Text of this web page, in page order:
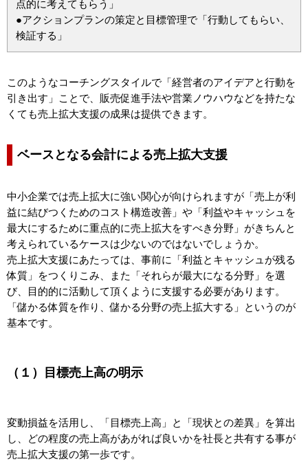
点的に考えてもらう」
●アクションプランの策定と目標管理で「行動してもらい、
検証する」
このようなコーチングスタイルで「経営者のアイデアと行動を
引き出す」ことで、販売促進手法や営業ノウハウなどを持たな
くても売上拡大支援の成果は提供できます。
ベースとなる会計による売上拡大支援
中小企業では売上拡大に強い関心が向けられますが「売上が利
益に結びつくためのコスト構造改善」や「利益やキャッシュを
最大にするために重点的に売上拡大をすべき分野」がきちんと
考えられているケースは少ないのではないでしょうか。
売上拡大支援にあたっては、事前に「利益とキャッシュが残る
体質」をつくりこみ、また「それらが最大になる分野」を選
び、目的的に活動して頂くように支援する必要があります。
「儲かる体質を作り、儲かる分野の売上拡大する」というのが
基本です。
（１）目標売上高の明示
変動損益を活用し、「目標売上高」と「現状との差異」を算出
し、どの程度の売上高があがれば良いかを社長と共有する事が
売上拡大支援の第一歩です。